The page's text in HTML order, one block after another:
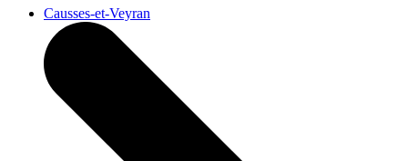
Causses-et-Veyran